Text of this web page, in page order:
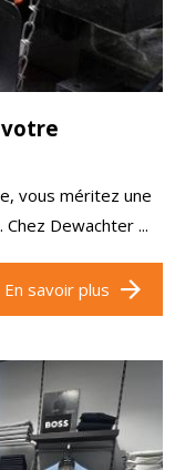
vous méritez une
Dewachter ...
En savoir plus